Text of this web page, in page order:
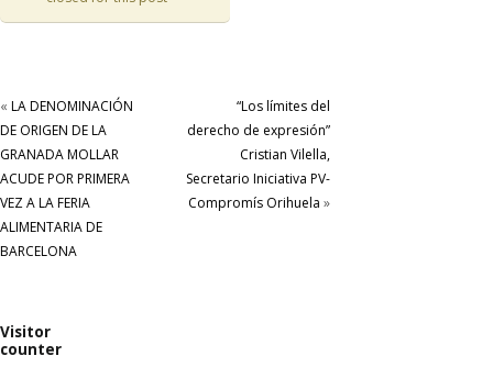
« LA DENOMINACIÓN
DE ORIGEN DE LA
GRANADA MOLLAR
ACUDE POR PRIMERA
VEZ A LA FERIA
ALIMENTARIA DE
BARCELONA
“Los límites del
derecho de expresión”
Cristian Vilella,
Secretario Iniciativa PV-
Compromís Orihuela »
Visitor
counter